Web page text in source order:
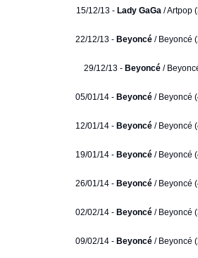
15/12/13 - Lady GaGa/ Artpop
22/12/13 - Beyoncé / Beyoncé
29/12/13 - Beyoncé /
05/01/14 - Beyoncé / Beyoncé
12/01/14 - Beyoncé / Beyoncé
19/01/14 - Beyoncé / Beyoncé
26/01/14 - Beyoncé / Beyoncé
02/02/14 - Beyoncé / Beyoncé
09/02/14 - Beyoncé / Beyoncé